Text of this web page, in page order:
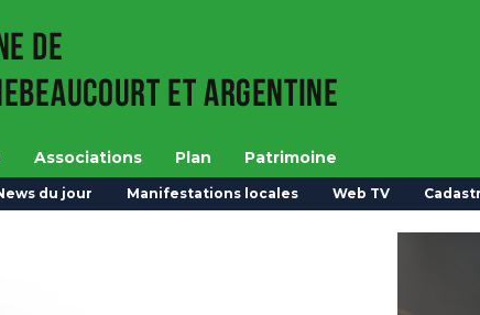
Associations Plan Patrimoine
du jour Manifestations locales Web TV